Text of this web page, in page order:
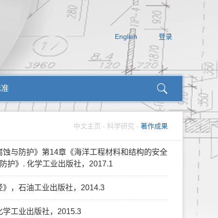
English 登录
中文主页 - 科学研究 - 著作成果
与防护》第14章《海洋工程材料和结构的安全
护》. 化学工业出版社，2017.1
，石油工业出版社，2014.3
学工业出版社，2015.3